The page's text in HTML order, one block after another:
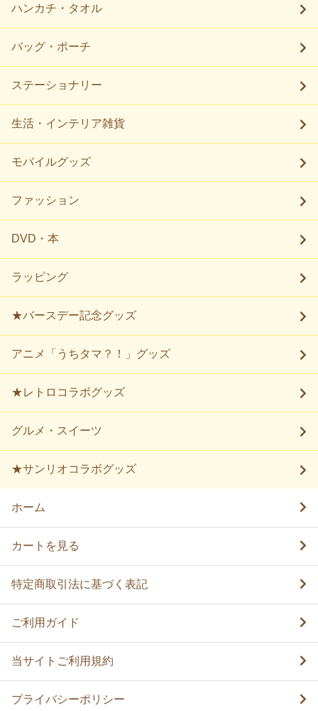
ハンカチ・タオル
バッグ・ポーチ
ステーショナリー
生活・インテリア雑貨
モバイルグッズ
ファッション
DVD・本
ラッピング
★バースデー記念グッズ
アニメ「うちタマ？！」グッズ
★レトロコラボグッズ
グルメ・スイーツ
★サンリオコラボグッズ
ホーム
カートを見る
特定商取引法に基づく表記
ご利用ガイド
当サイトご利用規約
プライバシーポリシー